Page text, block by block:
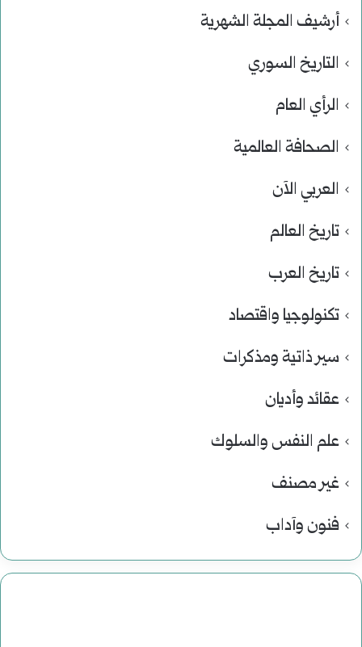
أرشيف المجلة الشهرية
التاريخ السوري
الرأي العام
الصحافة العالمية
العربي الآن
تاريخ العالم
تاريخ العرب
تكنولوجيا واقتصاد
سير ذاتية ومذكرات
عقائد وأديان
علم النفس والسلوك
غير مصنف
فنون وآداب